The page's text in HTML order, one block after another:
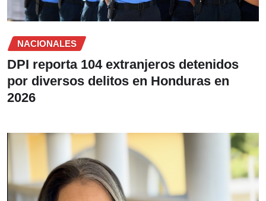
NACIONALES
DPI reporta 104 extranjeros detenidos
por diversos delitos en Honduras en
2026